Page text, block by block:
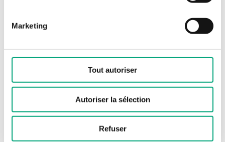
Marketing
Tout autoriser
Autoriser la sélection
Refuser
Unités I/O EXOclever supplémentaires
Dimensions extérieures
140x136x46